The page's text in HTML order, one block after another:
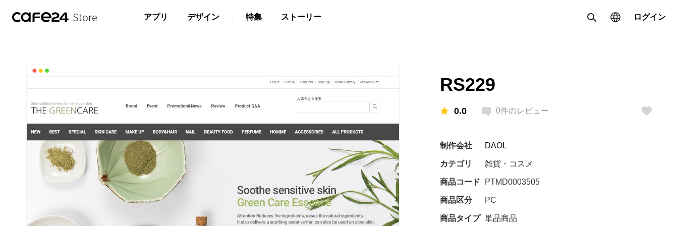
Store ログイン
アプリ デザイン 特集 ストーリー
RS229
0.0 0件のレビュー
制作会社 DAOL
カテゴリ 雑貨・コスメ
商品コード PTMD0003505
商品区分 PC
商品タイプ 単品商品